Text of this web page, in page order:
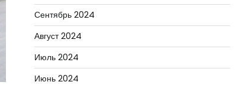
Сентябрь 2024
Август 2024
Июль 2024
Июнь 2024